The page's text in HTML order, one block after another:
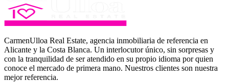
CarmenUlloa Real Estate, agencia inmobiliaria de referencia en
Alicante y la Costa Blanca. Un interlocutor único, sin sorpresas y
con la tranquilidad de ser atendido en su propio idioma por quien
conoce el mercado de primera mano. Nuestros clientes son nuestra
mejor referencia.